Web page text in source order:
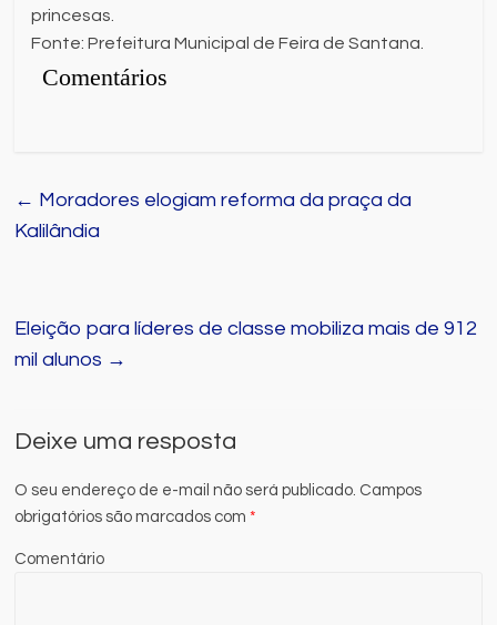
princesas.
Fonte: Prefeitura Municipal de Feira de Santana.
Comentários
← Moradores elogiam reforma da praça da
Kalilândia
Eleição para líderes de classe mobiliza mais de 912
mil alunos →
Deixe uma resposta
O seu endereço de e-mail não será publicado. Campos
obrigatórios são marcados com*
Comentário